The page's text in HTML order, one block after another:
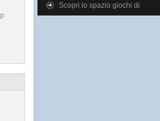
Scopri lo spazio giochi di